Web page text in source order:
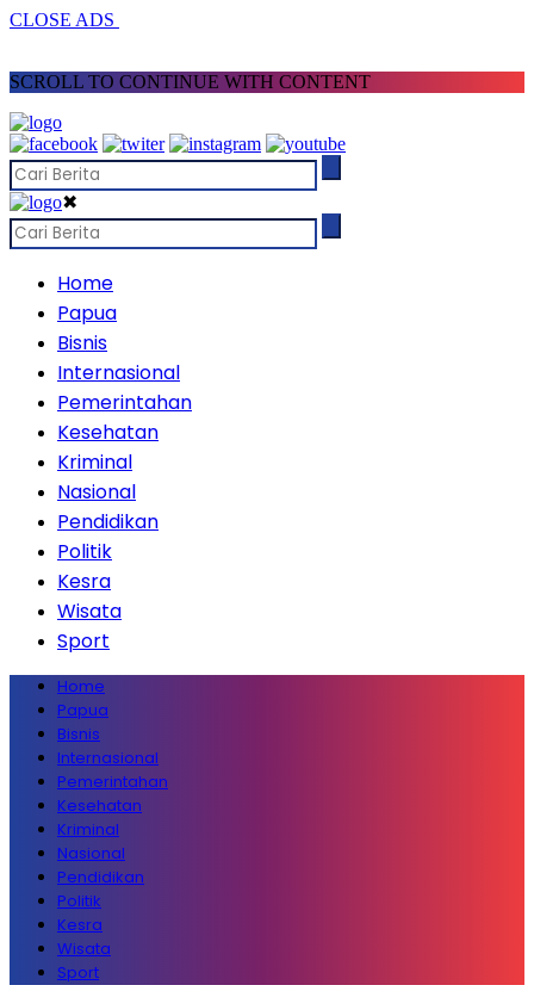
CLOSE ADS
SCROLL TO CONTINUE WITH CONTENT
✖
Home
Papua
Bisnis
Internasional
Pemerintahan
Kesehatan
Kriminal
Nasional
Pendidikan
Politik
Kesra
Wisata
Sport
Home
Papua
Bisnis
Internasional
Pemerintahan
Kesehatan
Kriminal
Nasional
Pendidikan
Politik
Kesra
Wisata
Sport